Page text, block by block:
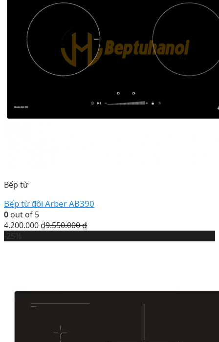
Bếp từ
Bếp từ đôi Arber AB390
0 out of 5
4.200.000 ₫9.550.000₫